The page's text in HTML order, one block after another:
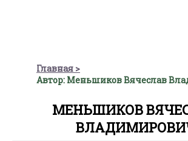
Главная
Автор: Меньшиков Вячеслав
МЕНЬШИКОВ